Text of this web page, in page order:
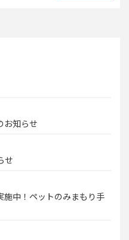
お知らせ
せ
施中！ペットのみまもり手